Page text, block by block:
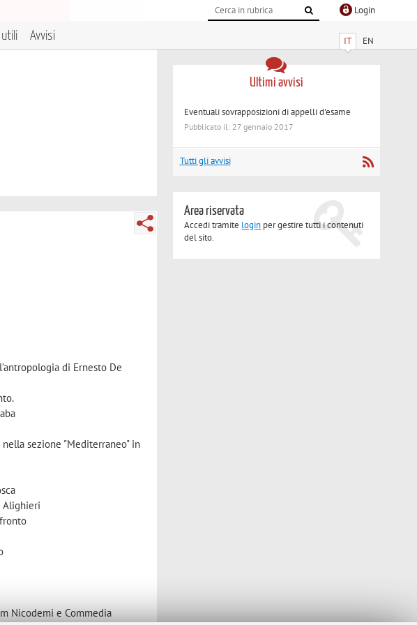
Login
IT EN
Avvisi
di Ernesto De
nella sezione "Mediterraneo" in
Alighieri
Nicodemi e Commedia
Ultimi avvisi
Eventuali sovrapposizioni di appelli d'esame
Pubblicato il: 27 gennaio 2017
Tutti gli avvisi
Area riservata
Accedi tramite login per gestire tutti i contenuti
del sito.